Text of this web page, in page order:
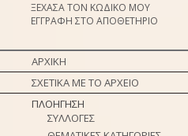
ΞΕΧΑΣΑ ΤΟΝ ΚΩΔΙΚΟ ΜΟΥ
ΕΓΓΡΑΦΗ ΣΤΟ ΑΠΟΘΕΤΗΡΙΟ
ΑΡΧΙΚΗ
ΣΧΕΤΙΚΑ ΜΕ ΤΟ ΑΡΧΕΙΟ
ΠΛΟΗΓΗΣΗ
ΣΥΛΛΟΓΕΣ